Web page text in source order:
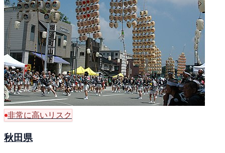
非常に高いリスク
秋田県